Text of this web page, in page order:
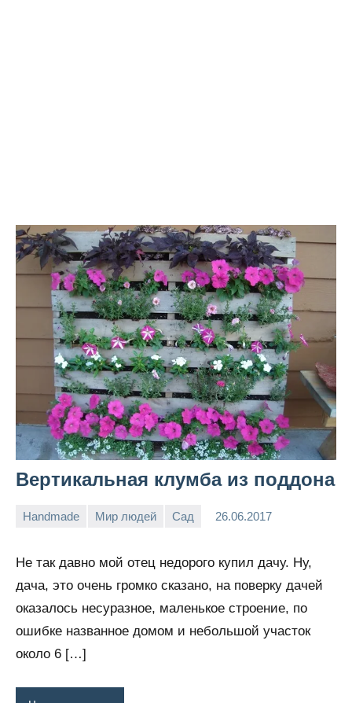
Вертикальная клумба из поддона
Handmade Мир людей Сад 26.06.2017
Не так давно мой отец недорого купил дачу. Ну,
дача, это очень громко сказано, на поверку дачей
оказалось несуразное, маленькое строение, по
ошибке названное домом и небольшой участок
около 6 […]